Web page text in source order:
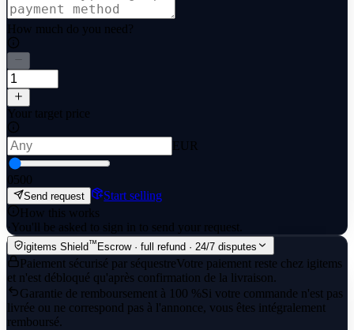
How much do you need?
Your target price
EUR
0500
Send request
Start selling
How this works
·You'll be asked to sign in to send your request.
igitems Shield™ Escrow · full refund · 24/7 disputes
Paiement sécurisé par séquestreVotre paiement reste chez igitems
et n'est débloqué qu'après confirmation de la livraison.
Garantie de remboursement à 100 %Si votre commande n'est pas
livrée ou ne correspond pas à l'annonce, vous êtes intégralement
remboursé.